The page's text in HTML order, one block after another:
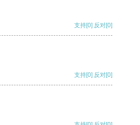
支持[0] 反对[0]
支持[0] 反对[0]